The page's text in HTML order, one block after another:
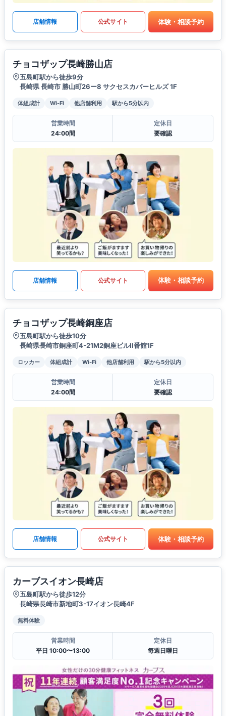
店舗情報 公式サイト 体験・相談予約
チョコザップ長崎勝山店
五島町駅から徒歩9分
長崎県 長崎市 勝山町26ー8 サクセスカバーヒルズ 1F
体組成計 Wi-Fi 他店舗利用 駅から5分以内
営業時間
24:00間
定休日
要確認
店舗情報 公式サイト 体験・相談予約
チョコザップ長崎銅座店
五島町駅から徒歩10分
長崎県長崎市銅座町4-21M2銅座ビルII番館1F
ロッカー 体組成計 Wi-Fi 他店舗利用 駅から5分以内
営業時間
24:00間
定休日
要確認
店舗情報 公式サイト 体験・相談予約
カーブスイオン長崎店
五島町駅から徒歩12分
長崎県長崎市新地町3-17イオン長崎4F
無料体験
営業時間
平日 10:00〜13:00
定休日
毎週日曜日